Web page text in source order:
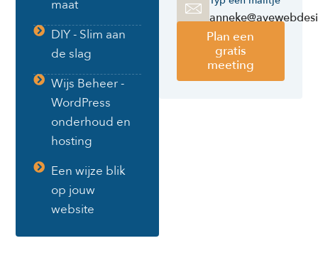
maat
DIY - Slim aan
de slag
Wijs Beheer -
WordPress
onderhoud en
hosting
Een wijze blik
op jouw
website
Plan een
gratis
meeting